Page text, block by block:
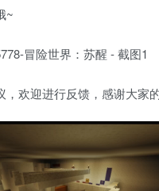
󠄹󠅀󠄪󠄢󠄡󠄦󠄞󠄧󠄣󠄞󠄢󠄡󠄧󠄞󠄡󠄣󠅬󠅅󠅃󠄵󠅂󠄪󠅗󠅥󠅕󠅣󠅤󠅬󠅄󠄹󠄽󠄵󠄪󠄢󠄠󠄢󠄦󠄝󠄠󠄨󠄝󠄠󠄦󠄐󠄠󠄦󠄪󠄣󠄩󠄪󠄠󠄢󠅬󠇓󠅰󠆀󠅄󠄹󠅄󠄱󠄹󠄻󠄵󠇓󠅰󠆁󠅄󠇕󠆔󠆚󠇗󠆗󠆁󠇗󠆭󠆁󠄐󠇗󠅹󠅸󠇖󠆍󠅳󠇖󠅹󠅰󠇖󠆌󠅹~
欢迎进行反馈，感谢大家